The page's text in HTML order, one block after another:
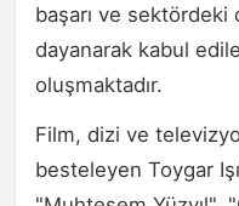
başarı ve
dayanarak kabul
oluşmaktadır.
Film, dizi ve
besteleyen Toygar